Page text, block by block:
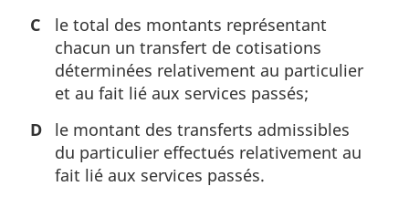
C
le total des montants représentant
chacun un transfert de cotisations
déterminées relativement au particulier
et au fait lié aux services passés;
D
le montant des transferts admissibles
du particulier effectués relativement au
fait lié aux services passés.